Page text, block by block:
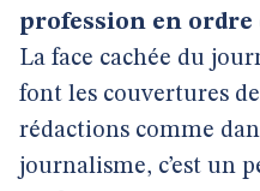
profession en ordre
La face cachée du
font les couvertures
rédactions comme
journalisme, c’est un